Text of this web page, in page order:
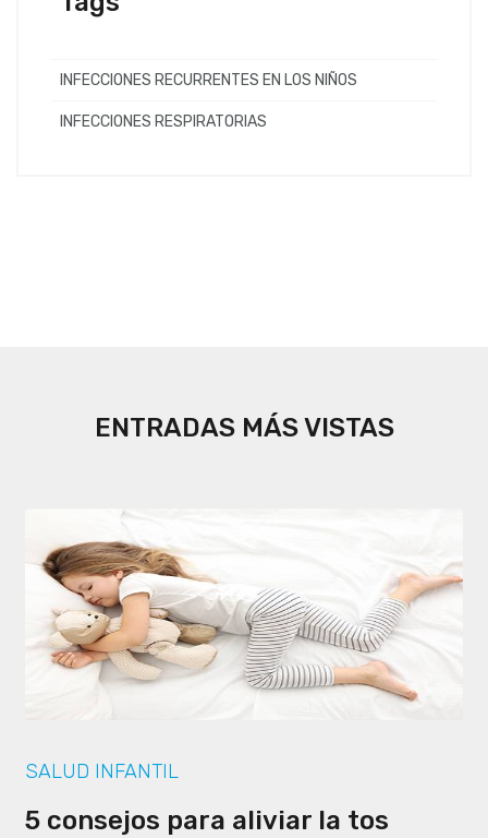
INFECCIONES RECURRENTES EN LOS NIÑOS
INFECCIONES RESPIRATORIAS
ENTRADAS MÁS VISTAS
SALUD INFANTIL
5 consejos para aliviar la tos